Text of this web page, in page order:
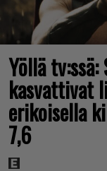
Yöllä
kasvattivat
erikoisella
7,6